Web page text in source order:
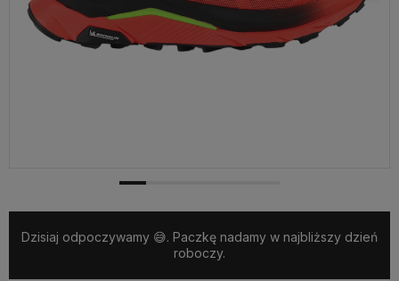
Dzisiaj odpoczywamy 😅. Paczkę nadamy w najbliższy dzień
roboczy.